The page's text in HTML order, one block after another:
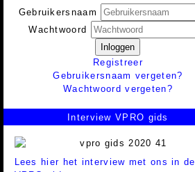
Gebruikersnaam
Wachtwoord
Inloggen
Registreer
Gebruikersnaam vergeten?
Wachtwoord vergeten?
Interview VPRO gids
Lees hier het interview met ons in de